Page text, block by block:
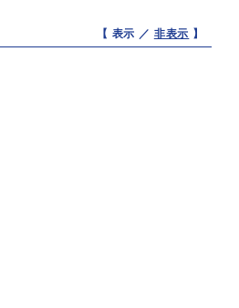
【 表示 ／ 非表示 】